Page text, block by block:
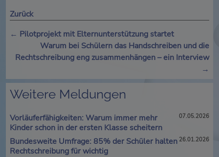
Zurück
← Pilotprojekt mit Elternunterstützung startet
Warum bei Schülern das Handschreiben und die
Rechtschreibung eng zusammenhängen – ein Interview
→
Weitere Meldungen
Vorläuferfähigkeiten: Warum immer mehr
Kinder schon in der ersten Klasse scheitern
07.05.2026
Bundesweite Umfrage: 85% der Schüler halten
Rechtschreibung für wichtig
26.01.2026